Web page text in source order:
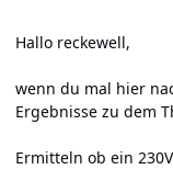
Hallo reckewell,
wenn du mal hier
Ergebnisse zu dem
Ermitteln ob ein